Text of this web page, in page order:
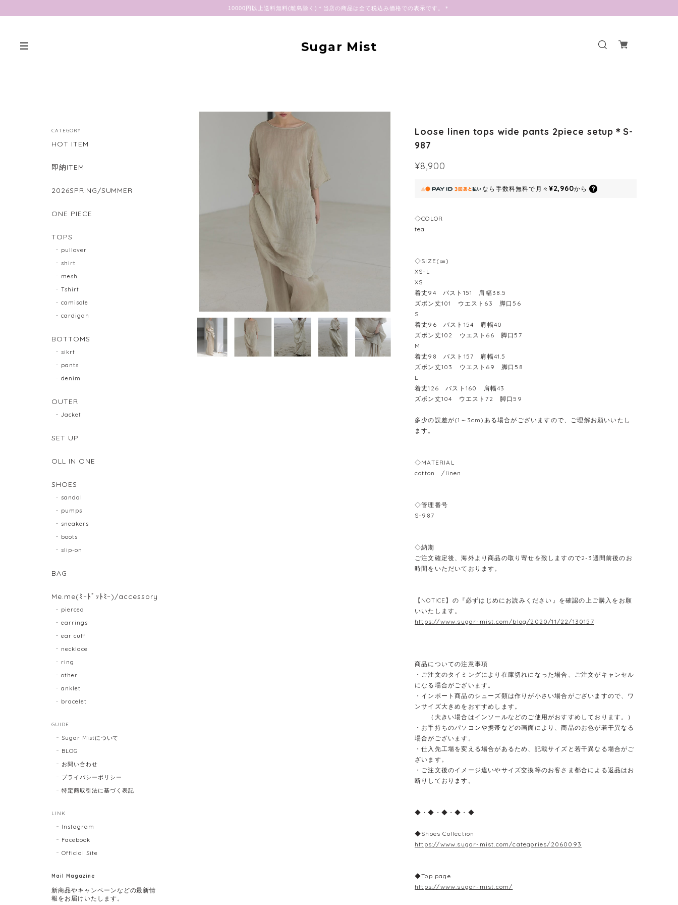
10000円以上送料無料(離島除く)＊当店の商品は全て税込み価格での表示です。＊
Sugar Mist
Loose linen tops wide pants 2piece setup＊S-
987
¥8,900
なら 手数料無料で 月々 ¥2,960から
◇COLOR
tea
◇SIZE(㎝)
XS-L
XS
着丈94 バスト151 肩幅38.5
ズボン丈101 ウエスト63 脚口56
S
着丈96 バスト154 肩幅40
ズボン丈102 ウエスト66 脚口57
M
着丈98 バスト157 肩幅41.5
ズボン丈103 ウエスト69 脚口58
L
着丈126 バスト160 肩幅43
ズボン丈104 ウエスト72 脚口59
多少の誤差が(1～3cm)ある場合がございますので、ご理解お願いいたし
ます。
◇MATERIAL
cotton /linen
◇管理番号
S-987
◇納期
ご注文確定後、海外より商品の取り寄せを致しますので2-3週間前後のお
時間をいただいております。
【NOTICE】の『必ずはじめにお読みください』を確認の上ご購入をお願
いいたします。
https://www.sugar-mist.com/blog/2020/11/22/130157
商品についての注意事項
・ご注文のタイミングにより在庫切れになった場合、ご注文がキャンセル
になる場合がございます。
・インポート商品のシューズ類は作りが小さい場合がございますので、ワ
ンサイズ大きめをおすすめします。
（大きい場合はインソールなどのご使用がおすすめしております。）
・お手持ちのパソコンや携帯などの画面により、商品のお色が若干異なる
場合がございます。
・仕入先工場を変える場合があるため、記載サイズと若干異なる場合がご
ざいます。
・ご注文後のイメージ違いやサイズ交換等のお客さま都合による返品はお
断りしております。
◆・◆・◆・◆・◆
◆Shoes Collection
https://www.sugar-mist.com/categories/2060093
◆Top page
https://www.sugar-mist.com/
CATEGORY
HOT ITEM
即納ITEM
2026SPRING/SUMMER
ONE PIECE
TOPS
pullover
shirt
mesh
Tshirt
camisole
cardigan
BOTTOMS
sikrt
pants
denim
OUTER
Jacket
SET UP
OLL IN ONE
SHOES
sandal
pumps
sneakers
boots
slip-on
BAG
Me.me(ﾐｰﾄﾞｯﾄﾐｰ)/accessory
pierced
earrings
ear cuff
necklace
ring
other
anklet
bracelet
GUIDE
Sugar Mistについて
BLOG
お問い合わせ
プライバシーポリシー
特定商取引法に基づく表記
LINK
Instagram
Facebook
Official Site
Mail Magazine
新商品やキャンペーンなどの最新情
報をお届けいたします。